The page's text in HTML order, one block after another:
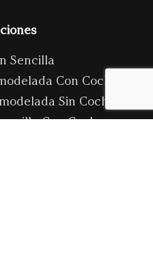
Sencilla
Con Cochera
Sin Cochera
Con Cochera